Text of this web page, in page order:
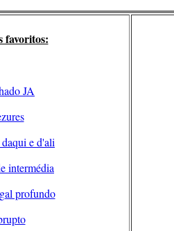
favoritos:
JA
e d'ali
intermédia
profundo